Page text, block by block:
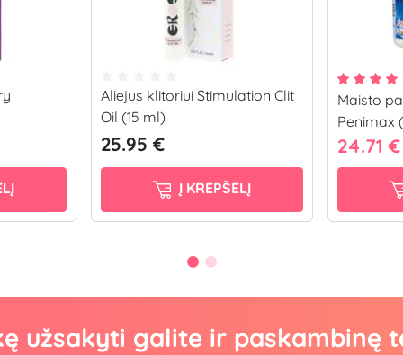
Aliejus klitoriui Stimulation Clit
Oil (15 ml)
25.95 €
Į KREPŠELĮ
Maisto
Penimax
24.71 €
užsakyti galite ir paskambinę